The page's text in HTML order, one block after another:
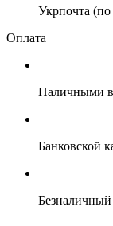
Укрпочта (по
Оплата
Наличными
Банковской
Безналичный